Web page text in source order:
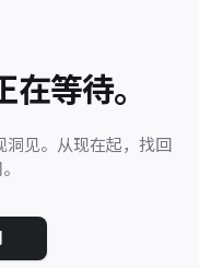
等待。
见。从现在起，找回